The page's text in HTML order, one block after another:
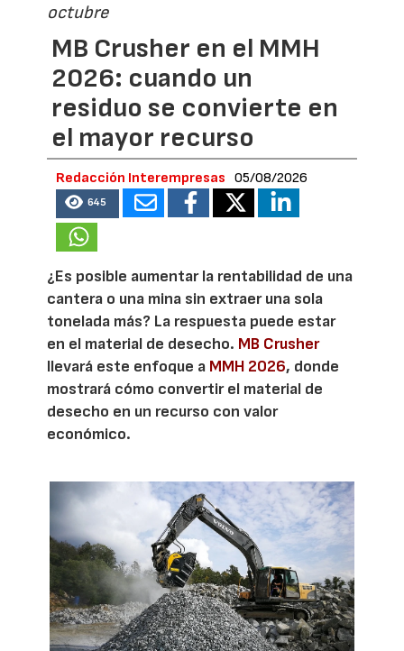
octubre
MB Crusher en el MMH
2026: cuando un
residuo se convierte en
el mayor recurso
Redacción Interempresas 05/08/2026
645
¿Es posible aumentar la rentabilidad de una
cantera o una mina sin extraer una sola
tonelada más? La respuesta puede estar
en el material de desecho. MB Crusher
llevará este enfoque a MMH 2026, donde
mostrará cómo convertir el material de
desecho en un recurso con valor
económico.